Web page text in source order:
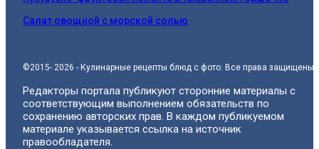
Салат овощной с морской солью
©2015- 2026 - Кулинарные рецепты блюд с фото. Все права защищены.
Редакторы портала публикуют сторонние материалы с
соответствующим выполнением обязательств по
сохранению авторских прав. В каждом публикуемом
материале указывается ссылка на источник
правообладателя.